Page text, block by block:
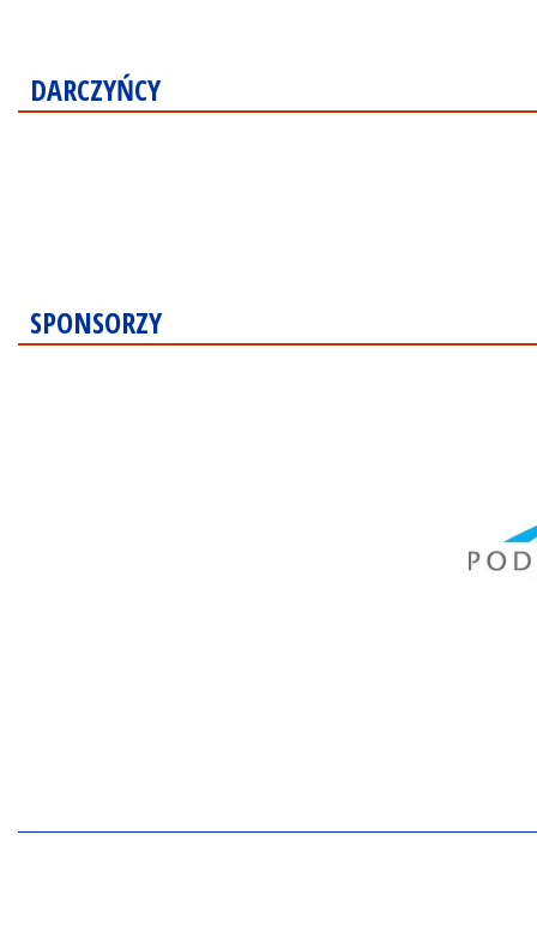
DARCZYŃCY
SPONSORZY